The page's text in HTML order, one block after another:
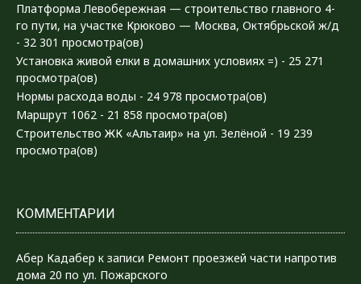
Платформа Левобережная — строительство главного 4-
го пути, на участке Крюково — Москва, Октябрьской ж/д
- 32 301 просмотра(ов)
Установка живой елки в домашних условиях =) - 25 271
просмотра(ов)
Нормы расхода воды - 24 978 просмотра(ов)
Маршрут 1062 - 21 858 просмотра(ов)
Строительство ЖК «Альтаир» на ул. Зелёной - 19 239
просмотра(ов)
КОММЕНТАРИИ
Абер Кадабер к записи Ремонт проезжей части напротив
дома 20 по ул. Пожарского